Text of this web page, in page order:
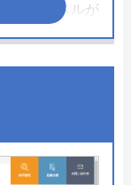
ッフレベルが
富なため安心
、商品代金・
終金額となっ
いので安心で